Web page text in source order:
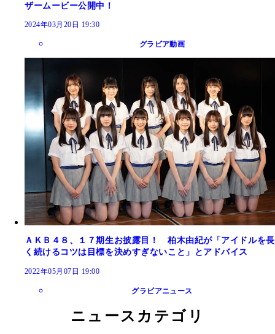
ザームービー公開中！
2024年03月20日 19:30
グラビア動画
ＡＫＢ４８、１７期生お披露目！ 柏木由紀が「アイドルを長
く続けるコツは目標を決めすぎないこと」とアドバイス
2022年05月07日 19:00
グラビアニュース
ニュースカテゴリ